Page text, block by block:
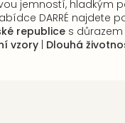
jemností, hladkým
DARRÉ najdete
republice s
vzory Dlouhá